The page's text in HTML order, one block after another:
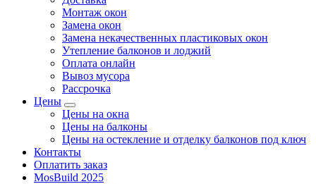
Монтаж окон
Замена окон
Замена некачественных пластиковых окон
Утепление балконов и лоджий
Оплата онлайн
Вывоз мусора
Рассрочка
Цены
Цены на окна
Цены на балконы
Цены на остекление и отделку балконов под ключ
Контакты
Оплатить заказ
MosBuild 2025